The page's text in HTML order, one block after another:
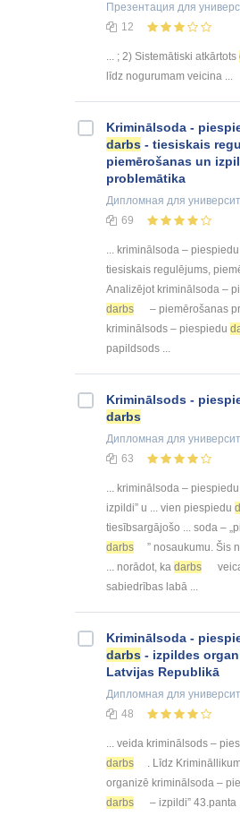
Презентация для
12
... ; 2) Sistemātiski atkārtots
līdz nogurumam veicina ...
Kriminālsoda -
darbs - tiesiskais
piemērošanas un
problemātika
Дипломная для
69
... kriminālsoda – piespiedu
tiesiskais regulējums,
Analizējot kriminālsoda –
darbs
– piemērošanas
kriminālsods – piespiedu
papildsods ...
Kriminālsods -
darbs
Дипломная для
63
... kriminālsoda – piespiedu
izpildi” u ... vien piespiedu
tiesībsargājošo ... soda –
darbs
” nosaukumu. Šis
... norādot, ka darbs
sabiedrības labā ...
Kriminālsoda -
darbs - izpildes
Latvijas Republikā
Дипломная для
48
... veida kriminālsods –
darbs
. Līdz
organizē kriminālsoda –
darbs
– izpildi” 43.panta ...